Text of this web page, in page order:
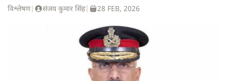
विश्लेषण| संजय कुमार सिंह| 28 FEB, 2026